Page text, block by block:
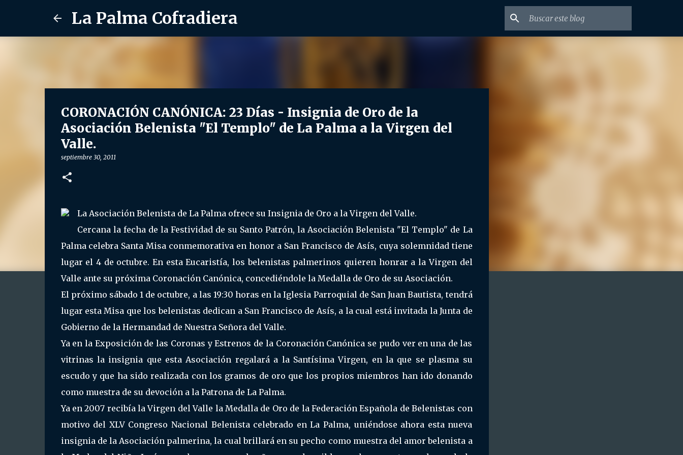
La Palma Cofradiera
CORONACIÓN CANÓNICA: 23 Días - Insignia de Oro de la
Asociación Belenista "El Templo" de La Palma a la Virgen del
Valle.
septiembre 30, 2011
La Asociación Belenista de La Palma ofrece su Insignia de Oro a la Virgen del Valle.
Cercana la fecha de la Festividad de su Santo Patrón, la Asociación Belenista "El Templo" de La
Palma celebra Santa Misa conmemorativa en honor a San Francisco de Asís, cuya solemnidad tiene
lugar el 4 de octubre. En esta Eucaristía, los belenistas palmerinos quieren honrar a la Virgen del
Valle ante su próxima Coronación Canónica, concediéndole la Medalla de Oro de su Asociación.
El próximo sábado 1 de octubre, a las 19:30 horas en la Iglesia Parroquial de San Juan Bautista, tendrá
lugar esta Misa que los belenistas dedican a San Francisco de Asís, a la cual está invitada la Junta de
Gobierno de la Hermandad de Nuestra Señora del Valle.
Ya en la Exposición de las Coronas y Estrenos de la Coronación Canónica se pudo ver en una de las
vitrinas la insignia que esta Asociación regalará a la Santísima Virgen, en la que se plasma su
escudo y que ha sido realizada con los gramos de oro que los propios miembros han ido donando
como muestra de su devoción a la Patrona de La Palma.
Ya en 2007 recibía la Virgen del Valle la Medalla de Oro de la Federación Española de Belenistas con
motivo del XLV Congreso Nacional Belenista celebrado en La Palma, uniéndose ahora esta nueva
insignia de la Asociación palmerina, la cual brillará en su pecho como muestra del amor belenista a